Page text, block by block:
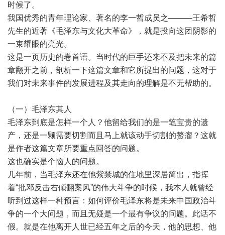
时候了。
我国优秀的青年理论家、著名的李一哲成员之———王希哲
先生的近著《毛泽东与文化大革命》，就是投向这团阴影的
一束耀眼的亮光。
这是一页历史的卷首语。当时代的巨手还来不及把未来的篇
章翻开之前，剖析一下这篇文章和它所提出的问题，这对于
我们对未来事件的发展进程及其走向的理解是不无帮助的。
（一）毛泽东其人
毛泽东到底是怎样一个人？他留给我们的是一笔宝贵的遗
产，还是一颗需要切割而且马上就该动手切割的赘瘤？这就
是作者这篇文章所要重点回答的问题。
这也确实是个恼人的问题。
几年前，当毛泽东还在他紫禁城的住地里深居简出，指挥
着“批邓反击右倾翻案风”的伟大斗争的时候，我本人就曾经
听到过这样一种预言：如何评价毛泽东将是未来中国政治斗
争的一个大问题，而且无疑是一个最有争议的问题。此话不
假。就是在他离开人世已经五年之后的今天，他的思想、他